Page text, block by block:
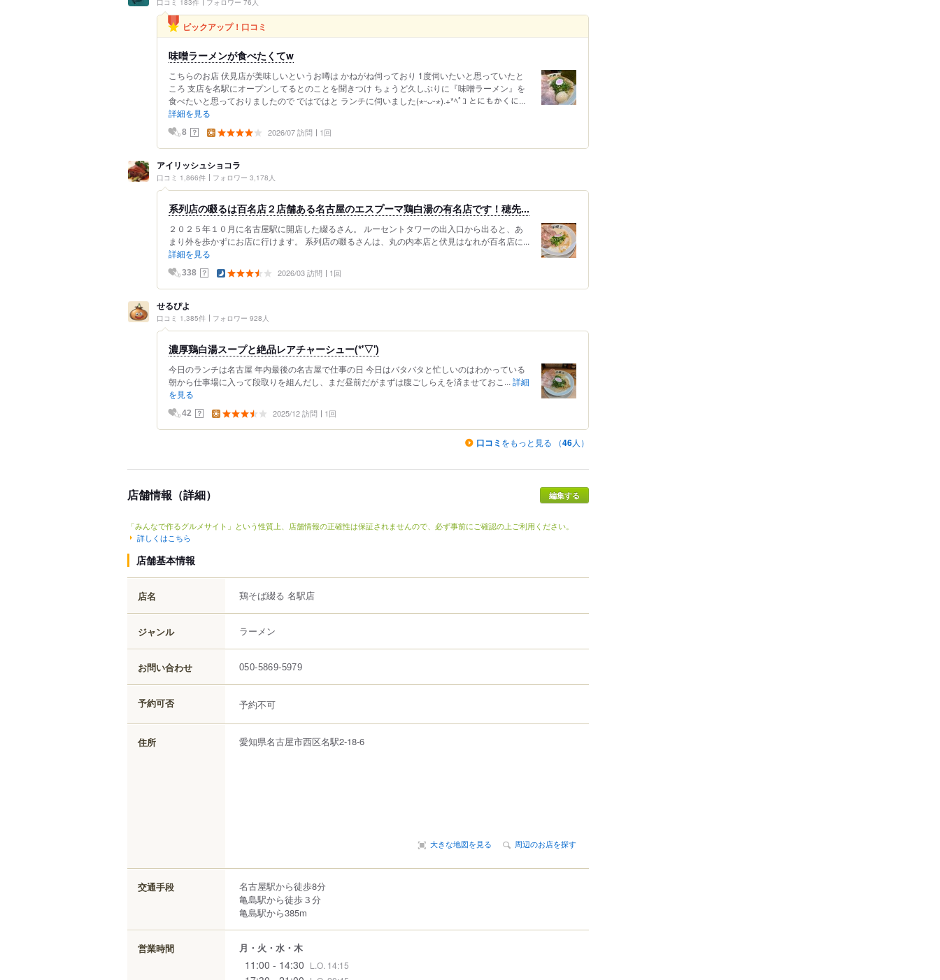
口コミ 183件 フォロワー 76人
ピックアップ！口コミ
味噌ラーメンが食べたくてw
こちらのお店 伏見店が美味しいというお噂は かねがね伺っており 1度伺いたいと思っていたと
ころ 支店を名駅にオープンしてるとのことを聞きつけ ちょうど久しぶりに『味噌ラーメン』を
食べたいと思っておりましたので ではではと ランチに伺いました(⋆ᵕᴗᵕ⋆).+*ﾍﾟｺ とにもかくに...
詳細を見る
8 ？ 2026/07 訪問 1回
アイリッシュショコラ
口コミ 1,866件 フォロワー 3,178人
系列店の啜るは百名店２店舗ある名古屋のエスプーマ鶏白湯の有名店です！穂先...
２０２５年１０月に名古屋駅に開店した綴るさん。 ルーセントタワーの出入口から出ると、あ
まり外を歩かずにお店に行けます。 系列店の啜るさんは、丸の内本店と伏見はなれが百名店に...
詳細を見る
338 ？ 2026/03 訪問 1回
せるぴよ
口コミ 1,385件 フォロワー 928人
濃厚鶏白湯スープと絶品レアチャーシュー(*'▽')
今日のランチは名古屋 年内最後の名古屋で仕事の日 今日はバタバタと忙しいのはわかっている
朝から仕事場に入って段取りを組んだし、まだ昼前だがまずは腹ごしらえを済ませておこ... 詳細
を見る
42 ？ 2025/12 訪問 1回
口コミ をもっと見る （46人）
店舗情報（詳細） 編集する
「みんなで作るグルメサイト」という性質上、店舗情報の正確性は保証されませんので、必ず事前にご確認の上ご利用ください。
詳しくはこちら
店舗基本情報
店名 鶏そば綴る 名駅店
ジャンル ラーメン
お問い合わせ 050-5869-5979
予約可否 予約不可
住所 愛知県名古屋市西区名駅2-18-6
大きな地図を見る 周辺のお店を探す
交通手段
名古屋駅から徒歩8分
亀島駅から徒歩３分
亀島駅から385m
営業時間 月・火・水・木
11:00 - 14:30 L.O. 14:15